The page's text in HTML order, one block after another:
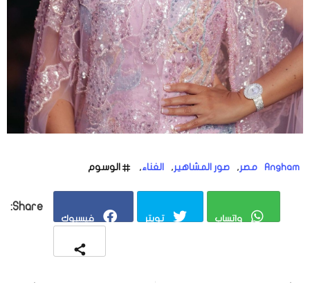
الوسوم الغناء صور المشاهير مصر Angham
فيسبوك تويتر واتساب